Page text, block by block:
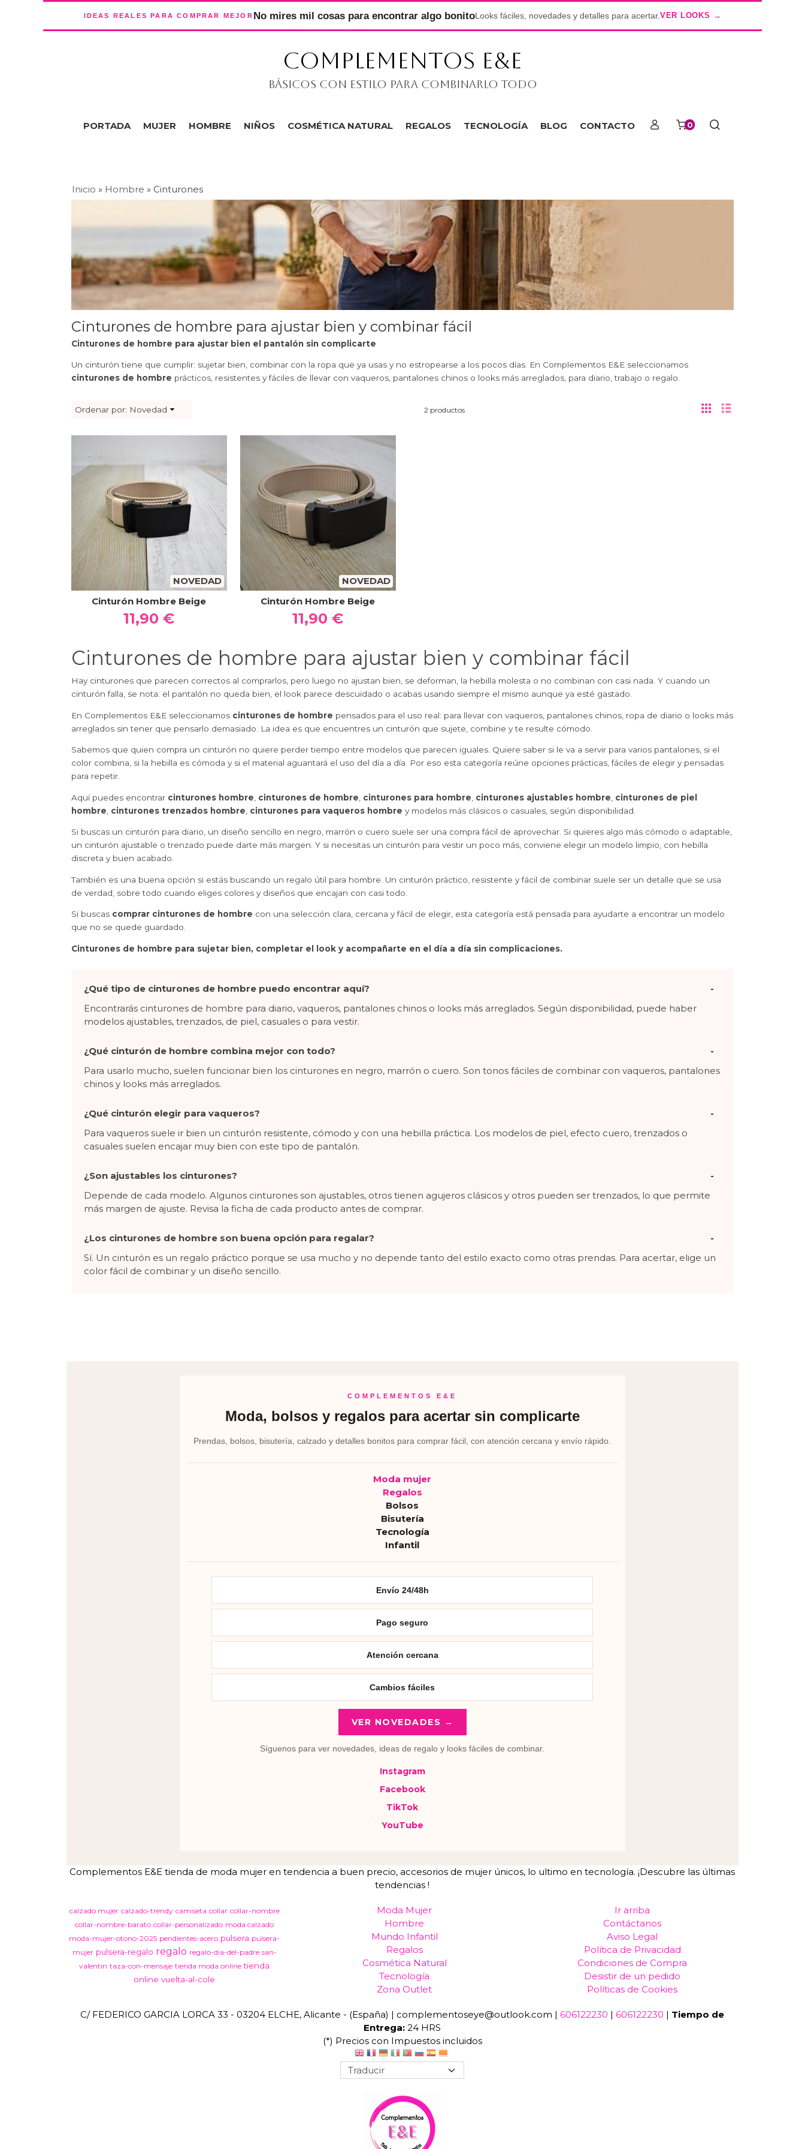
IDEAS REALES PARA COMPRAR MEJOR No mires mil cosas para encontrar algo bonitoLooks fáciles, novedades y detalles para acertar. VER LOOKS →
COMPLEMENTOS E&E
Básicos con estilo para combinarlo todo
PORTADA MUJER HOMBRE NIÑOS COSMÉTICA NATURAL REGALOS TECNOLOGÍA BLOG CONTACTO 0
Inicio » Hombre » Cinturones
Cinturones de hombre para ajustar bien y combinar fácil
Cinturones de hombre para ajustar bien el pantalón sin complicarte
Un cinturón tiene que cumplir: sujetar bien, combinar con la ropa que ya usas y no estropearse a los pocos días. En Complementos E&E seleccionamos
cinturones de hombre prácticos, resistentes y fáciles de llevar con vaqueros, pantalones chinos o looks más arreglados, para diario, trabajo o regalo.
Ordenar por: Novedad 2 productos
NOVEDAD
Cinturón Hombre Beige
11,90 €
NOVEDAD
Cinturón Hombre Beige
11,90 €
Cinturones de hombre para ajustar bien y combinar fácil
Hay cinturones que parecen correctos al comprarlos, pero luego no ajustan bien, se deforman, la hebilla molesta o no combinan con casi nada. Y cuando un
cinturón falla, se nota: el pantalón no queda bien, el look parece descuidado o acabas usando siempre el mismo aunque ya esté gastado.
En Complementos E&E seleccionamos cinturones de hombre pensados para el uso real: para llevar con vaqueros, pantalones chinos, ropa de diario o looks más
arreglados sin tener que pensarlo demasiado. La idea es que encuentres un cinturón que sujete, combine y te resulte cómodo.
Sabemos que quien compra un cinturón no quiere perder tiempo entre modelos que parecen iguales. Quiere saber si le va a servir para varios pantalones, si el
color combina, si la hebilla es cómoda y si el material aguantará el uso del día a día. Por eso esta categoría reúne opciones prácticas, fáciles de elegir y pensadas
para repetir.
Aquí puedes encontrar cinturones hombre cinturones de hombre cinturones para hombre cinturones ajustables hombre cinturones de piel
hombre cinturones trenzados hombre cinturones para vaqueros hombre y modelos más clásicos o casuales, según disponibilidad.
Si buscas un cinturón para diario, un diseño sencillo en negro, marrón o cuero suele ser una compra fácil de aprovechar. Si quieres algo más cómodo o adaptable,
un cinturón ajustable o trenzado puede darte más margen. Y si necesitas un cinturón para vestir un poco más, conviene elegir un modelo limpio, con hebilla
discreta y buen acabado.
También es una buena opción si estás buscando un regalo útil para hombre. Un cinturón práctico, resistente y fácil de combinar suele ser un detalle que se usa
de verdad, sobre todo cuando eliges colores y diseños que encajan con casi todo.
Si buscas comprar cinturones de hombre con una selección clara, cercana y fácil de elegir, esta categoría está pensada para ayudarte a encontrar un modelo
que no se quede guardado.
Cinturones de hombre para sujetar bien, completar el look y acompañarte en el día a día sin complicaciones.
¿Qué tipo de cinturones de hombre puedo encontrar aquí?
Encontrarás cinturones de hombre para diario, vaqueros, pantalones chinos o looks más arreglados. Según disponibilidad, puede haber
modelos ajustables, trenzados, de piel, casuales o para vestir.
¿Qué cinturón de hombre combina mejor con todo?
Para usarlo mucho, suelen funcionar bien los cinturones en negro, marrón o cuero. Son tonos fáciles de combinar con vaqueros, pantalones
chinos y looks más arreglados.
¿Qué cinturón elegir para vaqueros?
Para vaqueros suele ir bien un cinturón resistente, cómodo y con una hebilla práctica. Los modelos de piel, efecto cuero, trenzados o
casuales suelen encajar muy bien con este tipo de pantalón.
¿Son ajustables los cinturones?
Depende de cada modelo. Algunos cinturones son ajustables, otros tienen agujeros clásicos y otros pueden ser trenzados, lo que permite
más margen de ajuste. Revisa la ficha de cada producto antes de comprar.
¿Los cinturones de hombre son buena opción para regalar?
Sí. Un cinturón es un regalo práctico porque se usa mucho y no depende tanto del estilo exacto como otras prendas. Para acertar, elige un
color fácil de combinar y un diseño sencillo.
COMPLEMENTOS E&E
Moda, bolsos y regalos para acertar sin complicarte
Prendas, bolsos, bisutería, calzado y detalles bonitos para comprar fácil, con atención cercana y envío rápido.
Moda mujer
Regalos
Bolsos
Bisutería
Tecnología
Infantil
Envío 24/48h
Pago seguro
Atención cercana
Cambios fáciles
VER NOVEDADES →
Síguenos para ver novedades, ideas de regalo y looks fáciles de combinar.
Instagram
Facebook
TikTok
YouTube
Complementos E&E tienda de moda mujer en tendencia a buen precio, accesorios de mujer únicos, lo ultimo en tecnología. ¡Descubre las últimas
tendencias !
calzado mujer calzado-trendy camiseta collar collar-nombre
collar-nombre-barato collar-personalizado moda calzado
moda-mujer-otono-2025 pendientes-acero pulsera pulsera-
mujer pulsera-regalo regalo regalo-dia-del-padre san-
valentin taza-con-mensaje tienda moda online tienda
online vuelta-al-cole
Moda Mujer
Hombre
Mundo Infantil
Regalos
Cosmética Natural
Tecnología
Zona Outlet
Ir arriba
Contáctanos
Aviso Legal
Política de Privacidad
Condiciones de Compra
Desistir de un pedido
Políticas de Cookies
C/ FEDERICO GARCIA LORCA 33 - 03204 ELCHE, Alicante - (España) | complementoseye@outlook.com |606122230 |606122230 | Tiempo de
Entrega:24 HRS
(*) Precios con Impuestos incluidos